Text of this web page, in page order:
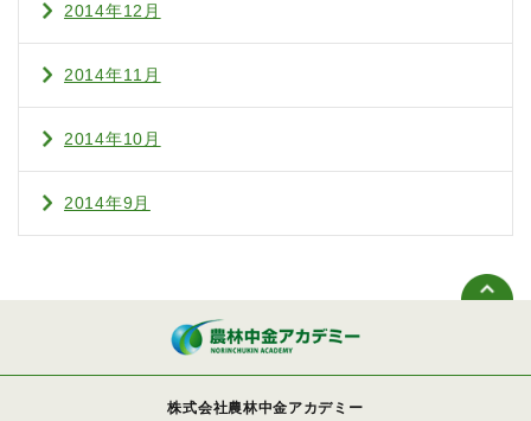
2014年12月
2014年11月
2014年10月
2014年9月
株式会社農林中金アカデミー